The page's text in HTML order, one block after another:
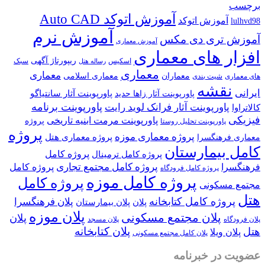
برچسب
lulhvd98 آموزش اتوکد آموزش اتوکد Auto CAD
آموزش تری دی مکس آموزش معماری
آموزش نرم
افزار های معماری
اسکیس رساله هتل ریپورتاژ آگهی سبک
های معماری شیت بندی معماران معماری معماری اسلامی معماری
ایرانی نقشه پاورپوینت آثار زاها حدید پاورپوینت آثار سانتیاگو
کالاتراوا
پاورپوینت آثار فرانک لوید رایت پاورپوینت برنامه
فیزیکی پاورپوینت تحلیل روستا پاورپوینت مرمت ابنیه تاریخی پروژه
معماری فرهنگسرا
پروژه معماری موزه پروژه معماری هتل پروژه
کامل بیمارستان پروژه کامل ترمینال پروژه کامل
فرهنگسرا
پروژه کامل فرودگاه پروژه کامل مجتمع تجاری پروژه کامل
مجتمع مسکونی پروژه کامل موزه پروژه کامل
هتل پروژه کامل کتابخانه پلان پلان بیمارستان پلان فرهنگسرا
پلان فرودگاه پلان مجتمع مسکونی پلان مسجد پلان موزه پلان
هتل پلان ویلا پلان کامل مجتمع مسکونی پلان کتابخانه
عضویت در خبرنامه